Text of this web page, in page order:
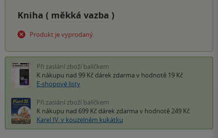
Kniha ( měkká vazba )
Produkt je vyprodaný.
Při zaslání zboží balíčkem
K nákupu nad 99 Kč dárek zdarma v hodnotě 19 Kč
E-shopové listy
Při zaslání zboží balíčkem
K nákupu nad 699 Kč dárek zdarma v hodnotě 249 Kč
Karel IV. v kouzelném kukátku